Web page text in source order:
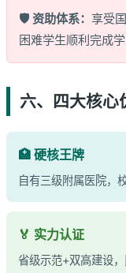
🛡️ 资助体系： 享受
困难学生顺利完成学
六、四大核心
🏥 硬核王牌
自有三级附属医院，
🏅 实力认证
省级示范+双高建设，